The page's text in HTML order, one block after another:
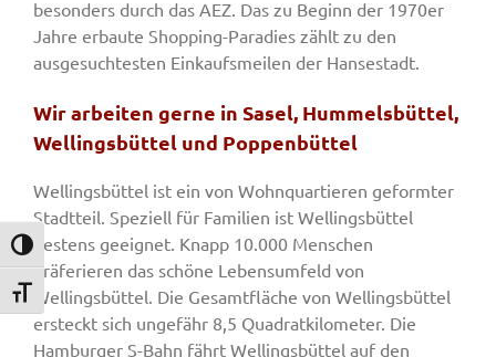
Umschalten auf hohe Kontraste
Schrift vergrößern
besonders durch das AEZ. Das zu Beginn der 1970er
Jahre erbaute Shopping-Paradies zählt zu den
ausgesuchtesten Einkaufsmeilen der Hansestadt.
Wir arbeiten gerne in Sasel, Hummelsbüttel,
Wellingsbüttel und Poppenbüttel
Wellingsbüttel ist ein von Wohnquartieren geformter
Stadtteil. Speziell für Familien ist Wellingsbüttel
bestens geeignet. Knapp 10.000 Menschen
präferieren das schöne Lebensumfeld von
Wellingsbüttel. Die Gesamtfläche von Wellingsbüttel
ersteckt sich ungefähr 8,5 Quadratkilometer. Die
Hamburger S-Bahn fährt Wellingsbüttel auf den